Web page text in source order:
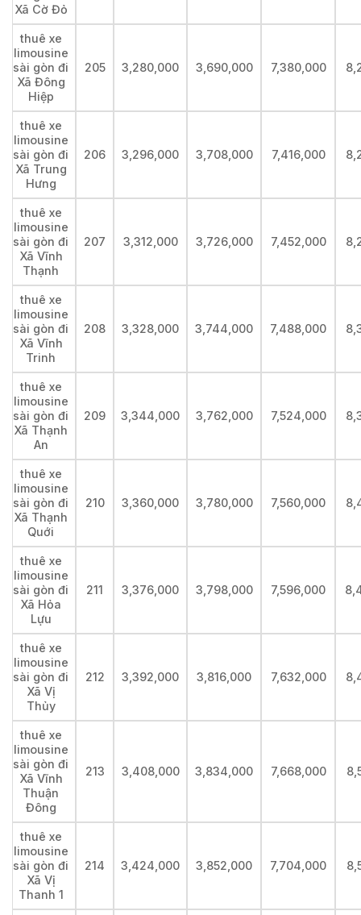
Xã Cờ Đỏ
thuê xe
limousine
sài gòn đi
Xã Đông
Hiệp
205 3,280,000 3,690,000 7,380,000
thuê xe
limousine
sài gòn đi
Xã Trung
Hưng
206 3,296,000 3,708,000 7,416,000
thuê xe
limousine
sài gòn đi
Xã Vĩnh
Thạnh
207 3,312,000 3,726,000 7,452,000
thuê xe
limousine
sài gòn đi
Xã Vĩnh
Trinh
208 3,328,000 3,744,000 7,488,000
thuê xe
limousine
sài gòn đi
Xã Thạnh
An
209 3,344,000 3,762,000 7,524,000
thuê xe
limousine
sài gòn đi
Xã Thạnh
Quới
210 3,360,000 3,780,000 7,560,000
thuê xe
limousine
sài gòn đi
Xã Hỏa
Lựu
211 3,376,000 3,798,000 7,596,000
thuê xe
limousine
sài gòn đi
Xã Vị
Thủy
212 3,392,000 3,816,000 7,632,000
thuê xe
limousine
sài gòn đi
Xã Vĩnh
Thuận
Đông
213 3,408,000 3,834,000 7,668,000
thuê xe
limousine
sài gòn đi
Xã Vị
Thanh 1
214 3,424,000 3,852,000 7,704,000